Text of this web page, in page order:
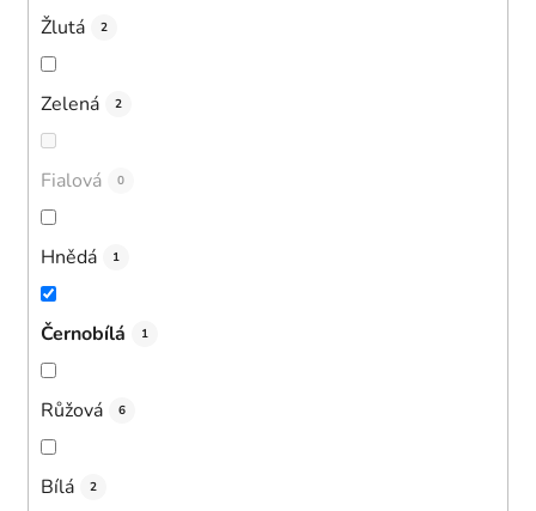
Žlutá 2
Zelená 2
Fialová 0
Hnědá 1
Černobílá 1
Růžová 6
Bílá 2